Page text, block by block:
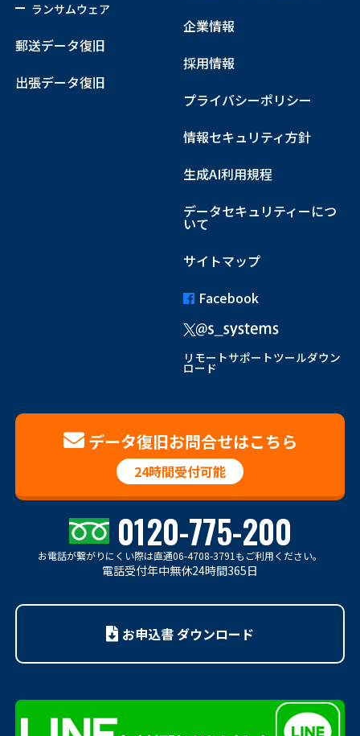
ランサムウェア
郵送データ復旧
出張データ復旧
企業情報
採用情報
プライバシーポリシー
情報セキュリティ方針
生成AI利用規程
データセキュリティーにつ
いて
サイトマップ
Facebook
リモートサポートツールダウン
ロード
データ復旧お問合せはこちら
24時間受付可能
0120-775-200
お電話が繋がりにくい際は直通06-4708-3791もご利用ください。
電話受付年中無休24時間365日
お申込書 ダウンロード